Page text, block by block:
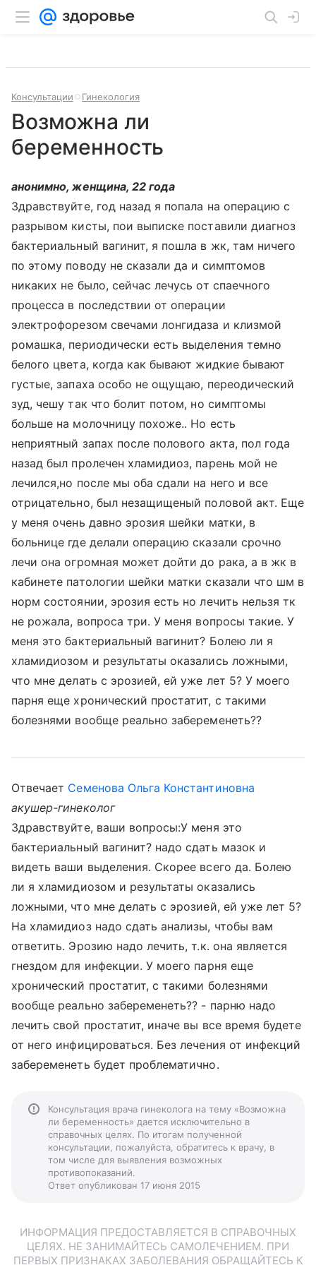
Консультации Гинекология
Возможна ли
беременность
анонимно, женщина, 22 года
Здравствуйте, год назад я попала на операцию с
разрывом кисты, пои выписке поставили диагноз
бактериальный вагинит, я пошла в жк, там ничего
по этому поводу не сказали да и симптомов
никаких не было, сейчас лечусь от спаечного
процесса в последствии от операции
электрофорезом свечами лонгидаза и клизмой
ромашка, периодически есть выделения темно
белого цвета, когда как бывают жидкие бывают
густые, запаха особо не ощущаю, переодический
зуд, чешу так что болит потом, но симптомы
больше на молочницу похоже.. Но есть
неприятный запах после полового акта, пол года
назад был пролечен хламидиоз, парень мой не
лечился,но после мы оба сдали на него и все
отрицательно, был незащищеный половой акт. Еще
у меня очень давно эрозия шейки матки, в
больнице где делали операцию сказали срочно
лечи она огромная может дойти до рака, а в жк в
кабинете патологии шейки матки сказали что шм в
норм состоянии, эрозия есть но лечить нельзя тк
не рожала, вопроса три. У меня вопросы такие. У
меня это бактериальный вагинит? Болею ли я
хламидиозом и результаты оказались ложными,
что мне делать с эрозией, ей уже лет 5? У моего
парня еще хронический простатит, с такими
болезнями вообще реально забеременеть??
Отвечает Семенова Ольга Константиновна
акушер-гинеколог
Здравствуйте, ваши вопросы:У меня это
бактериальный вагинит? надо сдать мазок и
видеть ваши выделения. Скорее всего да. Болею
ли я хламидиозом и результаты оказались
ложными, что мне делать с эрозией, ей уже лет 5?
На хламидиоз надо сдать анализы, чтобы вам
ответить. Эрозию надо лечить, т.к. она является
гнездом для инфекции. У моего парня еще
хронический простатит, с такими болезнями
вообще реально забеременеть?? - парню надо
лечить свой простатит, иначе вы все время будете
от него инфицироваться. Без лечения от инфекций
забеременеть будет проблематично.
Консультация врача гинеколога на тему «Возможна
ли беременность» дается исключительно в
справочных целях. По итогам полученной
консультации, пожалуйста, обратитесь к врачу, в
том числе для выявления возможных
противопоказаний.
Ответ опубликован 17 июня 2015
ИНФОРМАЦИЯ ПРЕДОСТАВЛЯЕТСЯ В СПРАВОЧНЫХ
ЦЕЛЯХ. НЕ ЗАНИМАЙТЕСЬ САМОЛЕЧЕНИЕМ. ПРИ
ПЕРВЫХ ПРИЗНАКАХ ЗАБОЛЕВАНИЯ ОБРАЩАЙТЕСЬ К